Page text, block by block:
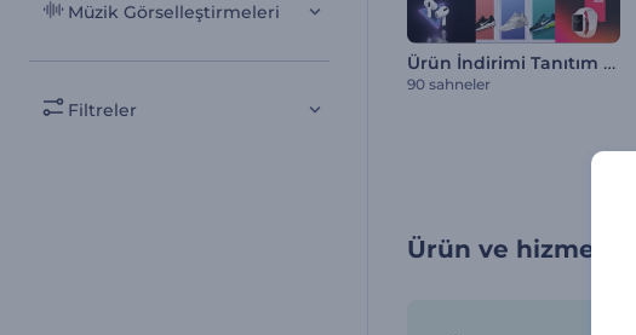
Müzik Görselleştirmeleri
Filtreler
Ürün İndirimi Tanıtım Paketi
90 sahneler
Ürün ve